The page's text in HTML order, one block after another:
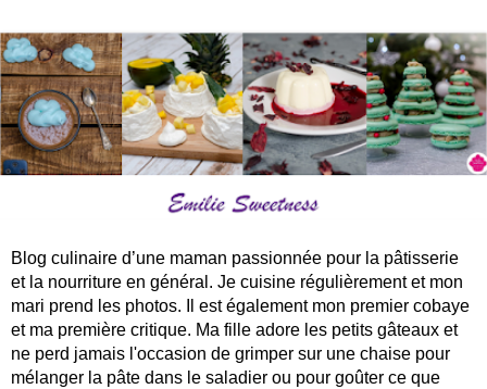
Blog culinaire d’une maman passionnée pour la pâtisserie
et la nourriture en général. Je cuisine régulièrement et mon
mari prend les photos. Il est également mon premier cobaye
et ma première critique. Ma fille adore les petits gâteaux et
ne perd jamais l'occasion de grimper sur une chaise pour
mélanger la pâte dans le saladier ou pour goûter ce que